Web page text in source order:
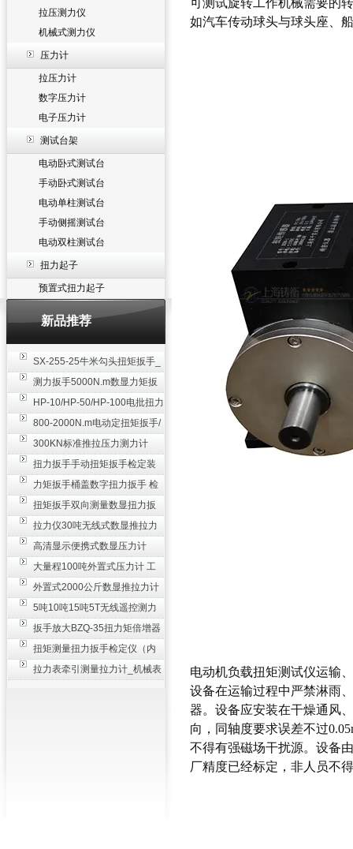
拉压测力仪
机械式测力仪
压力计
拉压力计
数字压力计
电子压力计
测试台架
电动卧式测试台
手动卧式测试台
电动单柱测试台
手动侧摇测试台
电动双柱测试台
扭力起子
预置式扭力起子
新品推荐
SX-255-25牛米勾头扭矩扳手_
螺栓紧固扭力扳手
测力扳手5000N.m数显力矩扳
手 非标扭力扳手工业级
HP-10/HP-50/HP-100电批扭力
测试仪,测量仪
800-2000N.m电动定扭矩扳手/
扭矩电动扳手
300KN标准推拉压力测力计
_0.3级数显压力仪
扭力扳手手动扭矩扳手检定装
置 50-100N扳手测量仪器
力矩扳手桶盖数字扭力扳手 检
测瓶盖拧紧扭矩工具
扭矩扳手双向测量数显扭力扳
手 2000N,m力矩扳手价格
拉力仪30吨无线式数显推拉力
计 数字显示测力计80T
高清显示便携式数显压力计
300N500n_手持电子测力计
大量程100吨外置式压力计 工
业用数显测力计价格
外置式2000公斤数显推拉力计
_数字拉力压力测试仪
5吨10吨15吨5T无线遥控测力
计_带遥控电子拉力计数显式
扳手放大BZQ-35扭力矩倍增器
_3500牛米扭力倍力器仪
扭矩测量扭力扳手检定仪（内
置打印） 扭矩检验仪器
拉力表牵引测量拉力计_机械表
可测试旋转工作机械需要的
如汽车传动球头与球头座、
电动机负载扭矩测试仪运输
设备在运输过程中严禁淋雨
器。设备应安装在干燥通风
向，同轴度要求误差不过
不得有强磁场干扰源。设备
厂精度已经标定，非人员不